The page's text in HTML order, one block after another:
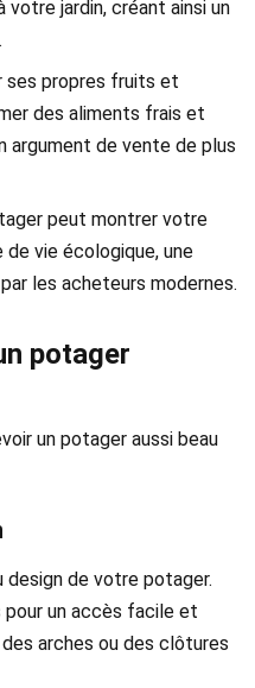
jardin, créant ainsi un
ses propres fruits et
des aliments frais et
argument de vente de plus
peut montrer votre
vie écologique, une
les acheteurs modernes.
potager
un potager aussi beau
design de votre potager.
pour un accès facile et
arches ou des clôtures